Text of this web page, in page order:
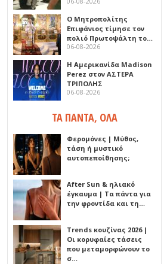
Ο Μητροπολίτης
Επιφάνιος τίμησε τον
πολιό Πρωτοψάλτη το…
06-08-2026
Η Αμερικανίδα Madison
Perez στον ΑΣΤΕΡΑ
ΤΡΙΠΟΛΗΣ
06-08-2026
ΤΑ ΠΑΝΤΑ, ΟΛΑ
Φερομόνες | Μύθος,
τάση ή μυστικό
αυτοπεποίθησης;
After Sun & ηλιακό
έγκαυμα | Τα πάντα για
την φροντίδα και τη…
Trends κουζίνας 2026 |
Οι κορυφαίες τάσεις
που μεταμορφώνουν το
σ…